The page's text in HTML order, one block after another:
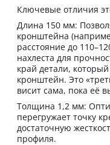
Ключевые отличия
Длина 150 мм:
кронштейна
расстояние до
нахлеста для
край детали,
кронштейн. Это
висит сама, пока её
Толщина 1,2 мм:
перегружает точку
достаточную
профиля.